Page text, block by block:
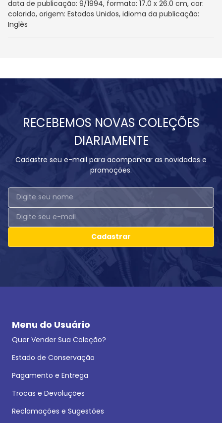
data de publicação: 9/1994, formato: 17.0 x 26.0 cm, cor:
colorido, origem: Estados Unidos, idioma da publicação:
Inglês
RECEBEMOS NOVAS COLEÇÕES
DIARIAMENTE
Cadastre seu e-mail para acompanhar as novidades e
promoções.
Cadastrar
Menu do Usuário
Quer Vender Sua Coleção?
Estado de Conservação
Pagamento e Entrega
Trocas e Devoluções
Reclamações e Sugestões